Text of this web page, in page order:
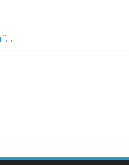
людину і…”